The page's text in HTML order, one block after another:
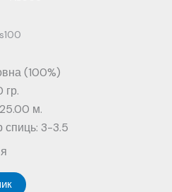
(100%)
гр.
м.
спиць: 3-3.5